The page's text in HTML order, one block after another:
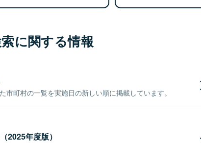
に関する情報
市町村の一覧を実施日の新しい順に掲載しています。
2025年度版）